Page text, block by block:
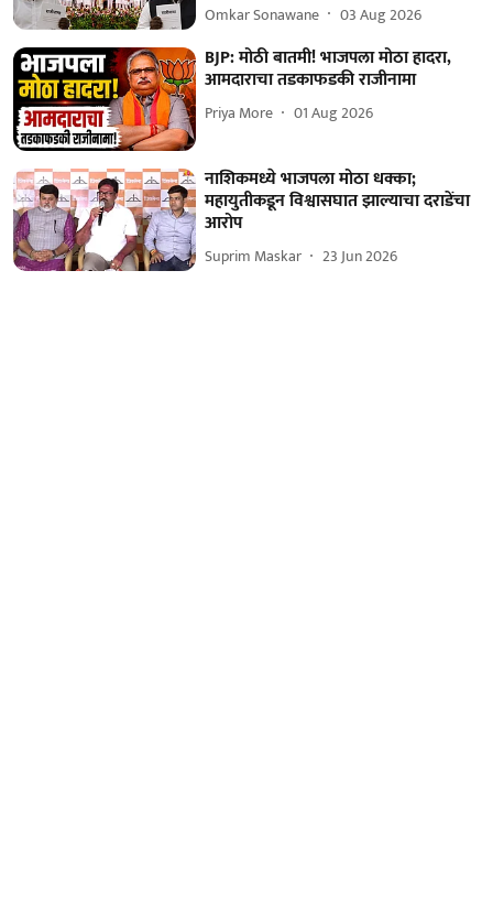
Omkar Sonawane 03 Aug 2026
BJP: मोठी बातमी! भाजपला मोठा हादरा,
आमदाराचा तडकाफडकी राजीनामा
Priya More 01 Aug 2026
नाशिकमध्ये भाजपला मोठा धक्का;
महायुतीकडून विश्वासघात झाल्याचा दराडेंचा
आरोप
Suprim Maskar 23 Jun 2026